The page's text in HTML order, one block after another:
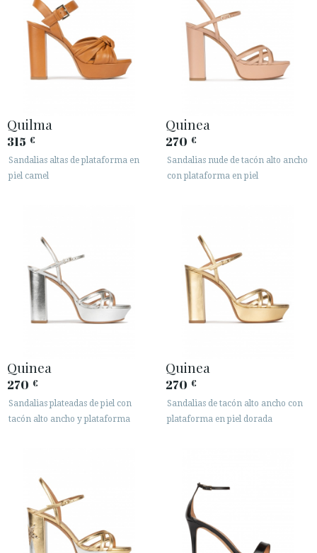
Quilma
315 €
Sandalias altas de plataforma en
piel camel
Quinea
270 €
Sandalias nude de tacón alto ancho
con plataforma en piel
Quinea
270 €
Sandalias plateadas de piel con
tacón alto ancho y plataforma
Quinea
270 €
Sandalias de tacón alto ancho con
plataforma en piel dorada